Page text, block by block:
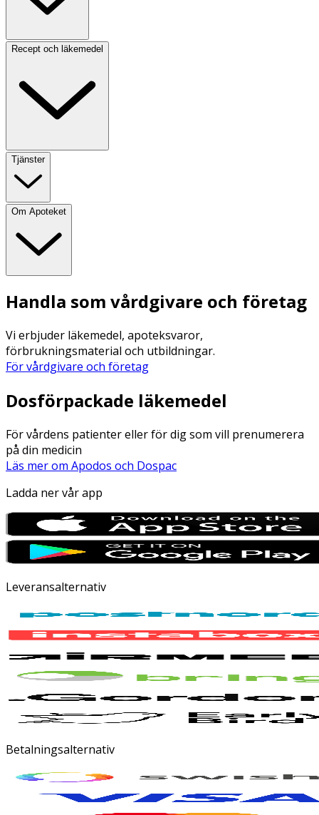
Recept och läkemedel
Tjänster
Om Apoteket
Handla som vårdgivare och företag
Vi erbjuder läkemedel, apoteksvaror,
förbrukningsmaterial och utbildningar.
För vårdgivare och företag
Dosförpackade läkemedel
För vårdens patienter eller för dig som vill prenumerera
på din medicin
Läs mer om Apodos och Dospac
Ladda ner vår app
Leveransalternativ
Betalningsalternativ